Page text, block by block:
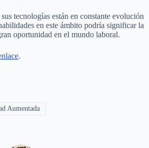
tecnologías están en constante evolución
en este ámbito podría significar la
oportunidad en el mundo laboral.
.
Aumentada